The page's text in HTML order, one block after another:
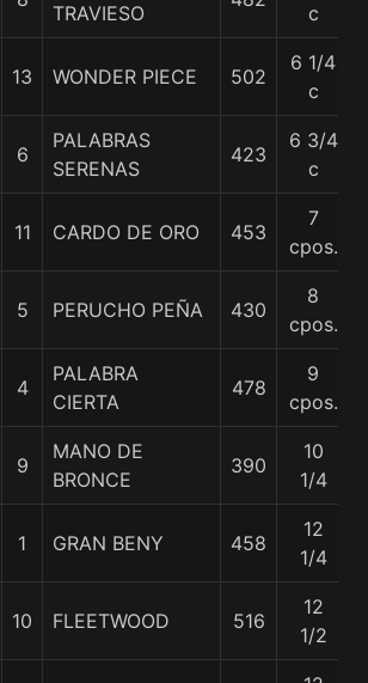
TRAVIESO c
13 WONDER PIECE 502
6 1/4
c
6
PALABRAS
SERENAS
423
6 3/4
c
11 CARDO DE ORO 453
7
cpos.
5 PERUCHO PEÑA 430
8
cpos.
4
PALABRA
CIERTA
478
9
cpos.
9
MANO DE
BRONCE
390
10
1/4
1 GRAN BENY 458
12
1/4
10 FLEETWOOD 516
12
1/2